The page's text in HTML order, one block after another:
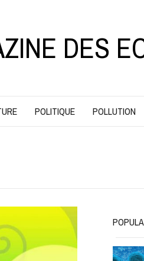
DES
POLITIQUE POLLUTION